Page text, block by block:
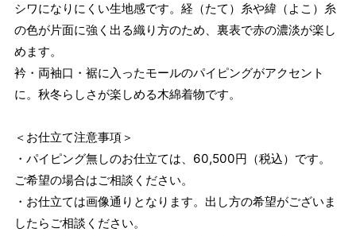
シワになりにくい生地感です。経（たて）糸や緯（よこ）糸
の色が片面に強く出る織り方のため、裏表で赤の濃淡が楽し
めます。
衿・両袖口・裾に入ったモールのパイピングがアクセント
に。秋冬らしさが楽しめる木綿着物です。
＜お仕立て注意事項＞
・パイピング無しのお仕立ては、60,500円（税込）です。
ご希望の場合はご相談ください。
・お仕立ては画像通りとなります。出し方の希望がございま
したらご相談ください。